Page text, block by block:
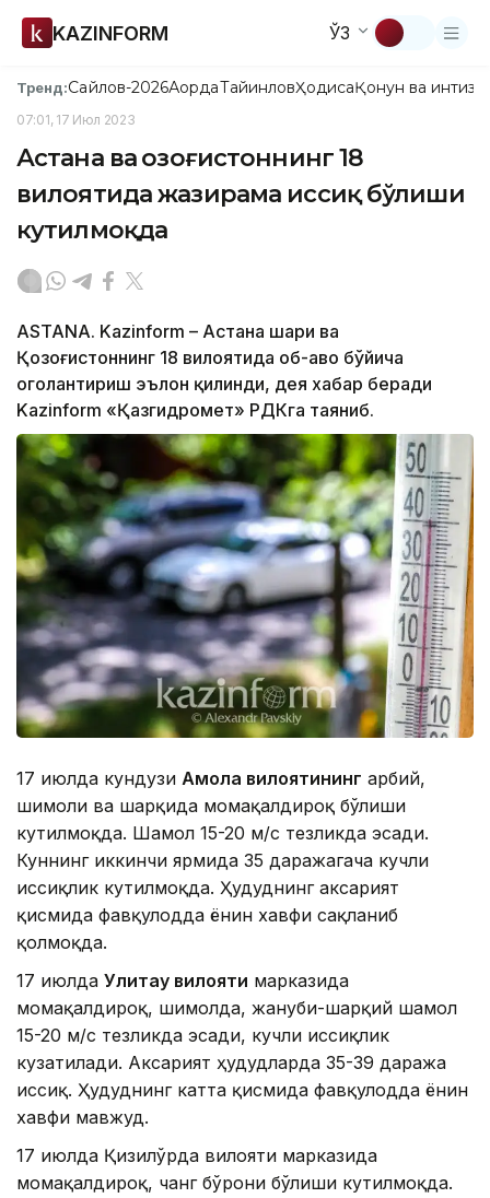
KAZINFORM ЎЗ
Тренд:Сайлов-2026АқордаТайинловҲодисаҚонун ва
07:01, 17 Июл 2023
Астана ва Қозоғистоннинг 18
вилоятида жазирама иссиқ бўлиши
кутилмоқда
ASTANA. Kazinform – Астана шаҳри ва
Қозоғистоннинг 18 вилоятида об-ҳаво бўйича
огоҳлантириш эълон қилинди, дея хабар беради
Kazinform «Қазгидромет» РДКга таяниб.
17 июлда кундузи Ақмола вилоятининг ғарбий,
шимоли ва шарқида момақалдироқ бўлиши
кутилмоқда. Шамол 15-20 м/с тезликда эсади.
Куннинг иккинчи ярмида 35 даражагача кучли
иссиқлик кутилмоқда. Ҳудуднинг аксарият
қисмида фавқулодда ёнғин хавфи сақланиб
қолмоқда.
17 июлда Улитау вилояти марказида
момақалдироқ, шимолда, жануби-шарқий шамол
15-20 м/с тезликда эсади, кучли иссиқлик
кузатилади. Аксарият ҳудудларда 35-39 даража
иссиқ. Ҳудуднинг катта қисмида фавқулодда ёнғин
хавфи мавжуд.
17 июлда Қизилўрда вилояти марказида
момақалдироқ, чанг бўрони бўлиши кутилмоқда.